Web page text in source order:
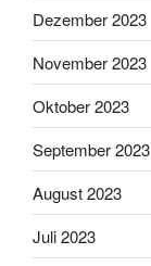
Dezember 2023
November 2023
Oktober 2023
September 2023
August 2023
Juli 2023